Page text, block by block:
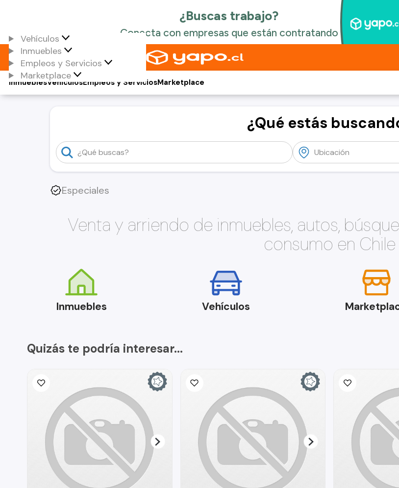
Vehículos
Inmuebles
Empleos y Servicios
Marketplace
Vehículos
Inmuebles Empleos y ServiciosMarketplace
¿Qué estás
Especiales
Venta y arriendo de inmuebles, autos,
consumo en Chile
Inmuebles Vehículos
Quizás te podría interesar...